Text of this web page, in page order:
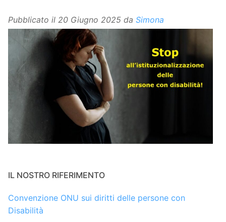
Pubblicato il 20 Giugno 2025 da Simona
IL NOSTRO RIFERIMENTO
Convenzione ONU sui diritti delle persone con
Disabilità